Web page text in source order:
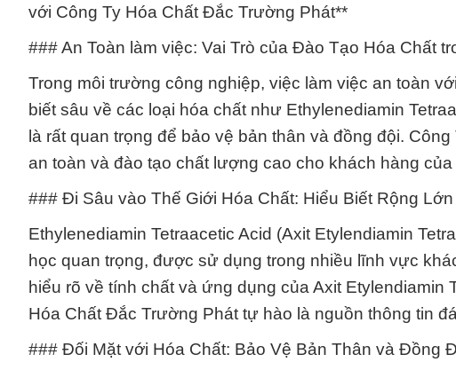
với Công Ty Hóa Chất Đắc Trường Phát**
### An Toàn làm việc: Vai Trò của Đào Tạo Hóa Chất
Trong môi trường công nghiệp, việc làm việc an toàn
biết sâu về các loại hóa chất như Ethylenediamin
là rất quan trọng để bảo vệ bản thân và đồng đội.
an toàn và đào tạo chất lượng cao cho khách hàng của
### Đi Sâu vào Thế Giới Hóa Chất: Hiểu Biết Rộng
Ethylenediamin Tetraacetic Acid (Axit Etylendiamin
học quan trọng, được sử dụng trong nhiều lĩnh vực
hiểu rõ về tính chất và ứng dụng của Axit Etylendiamin
Hóa Chất Đắc Trường Phát tự hào là nguồn thông tin
### Đối Mặt với Hóa Chất: Bảo Vệ Bản Thân và Đồng